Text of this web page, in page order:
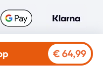
€ 64,99